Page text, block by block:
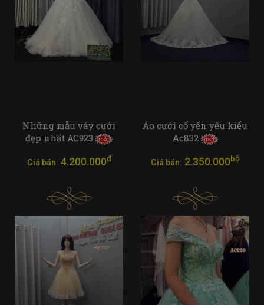
Những mẫu váy cưới
đẹp nhất AC923
Giá bán: 4.200.000đ
Áo cưới cổ yến yêu kiểu
Ac832
Giá bán: 2.350.000bộ